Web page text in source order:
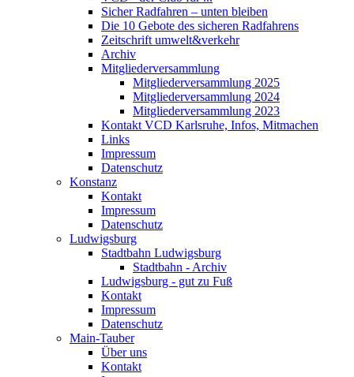
Sicher Radfahren – unten bleiben
Die 10 Gebote des sicheren Radfahrens
Zeitschrift umwelt&verkehr
Archiv
Mitgliederversammlung
Mitgliederversammlung 2025
Mitgliederversammlung 2024
Mitgliederversammlung 2023
Kontakt VCD Karlsruhe, Infos, Mitmachen
Links
Impressum
Datenschutz
Konstanz
Kontakt
Impressum
Datenschutz
Ludwigsburg
Stadtbahn Ludwigsburg
Stadtbahn - Archiv
Ludwigsburg - gut zu Fuß
Kontakt
Impressum
Datenschutz
Main-Tauber
Über uns
Kontakt